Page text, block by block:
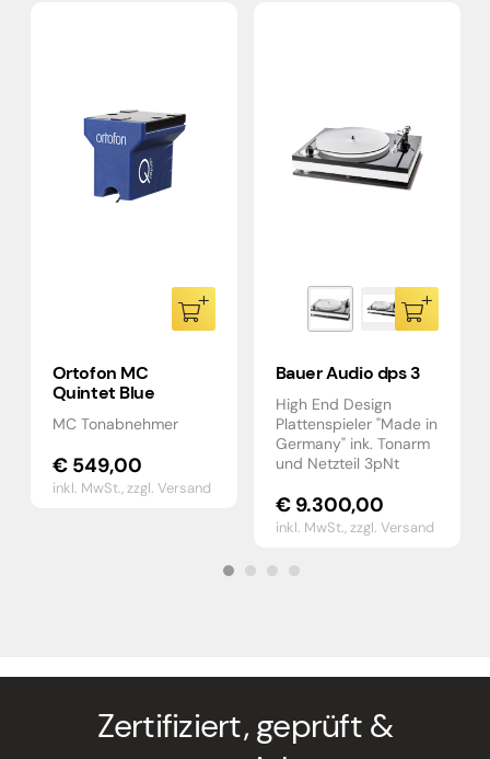
Ortofon MC
Quintet Blue
MC Tonabnehmer
€549,00
inkl. MwSt.,zzgl. Versand
Bauer Audio dps 3
High End Design
Plattenspieler "Made in
Germany" ink. Tonarm
und Netzteil 3pNt
€9.300,00
inkl. MwSt.,zzgl. Versand
Zertifiziert, geprüft &